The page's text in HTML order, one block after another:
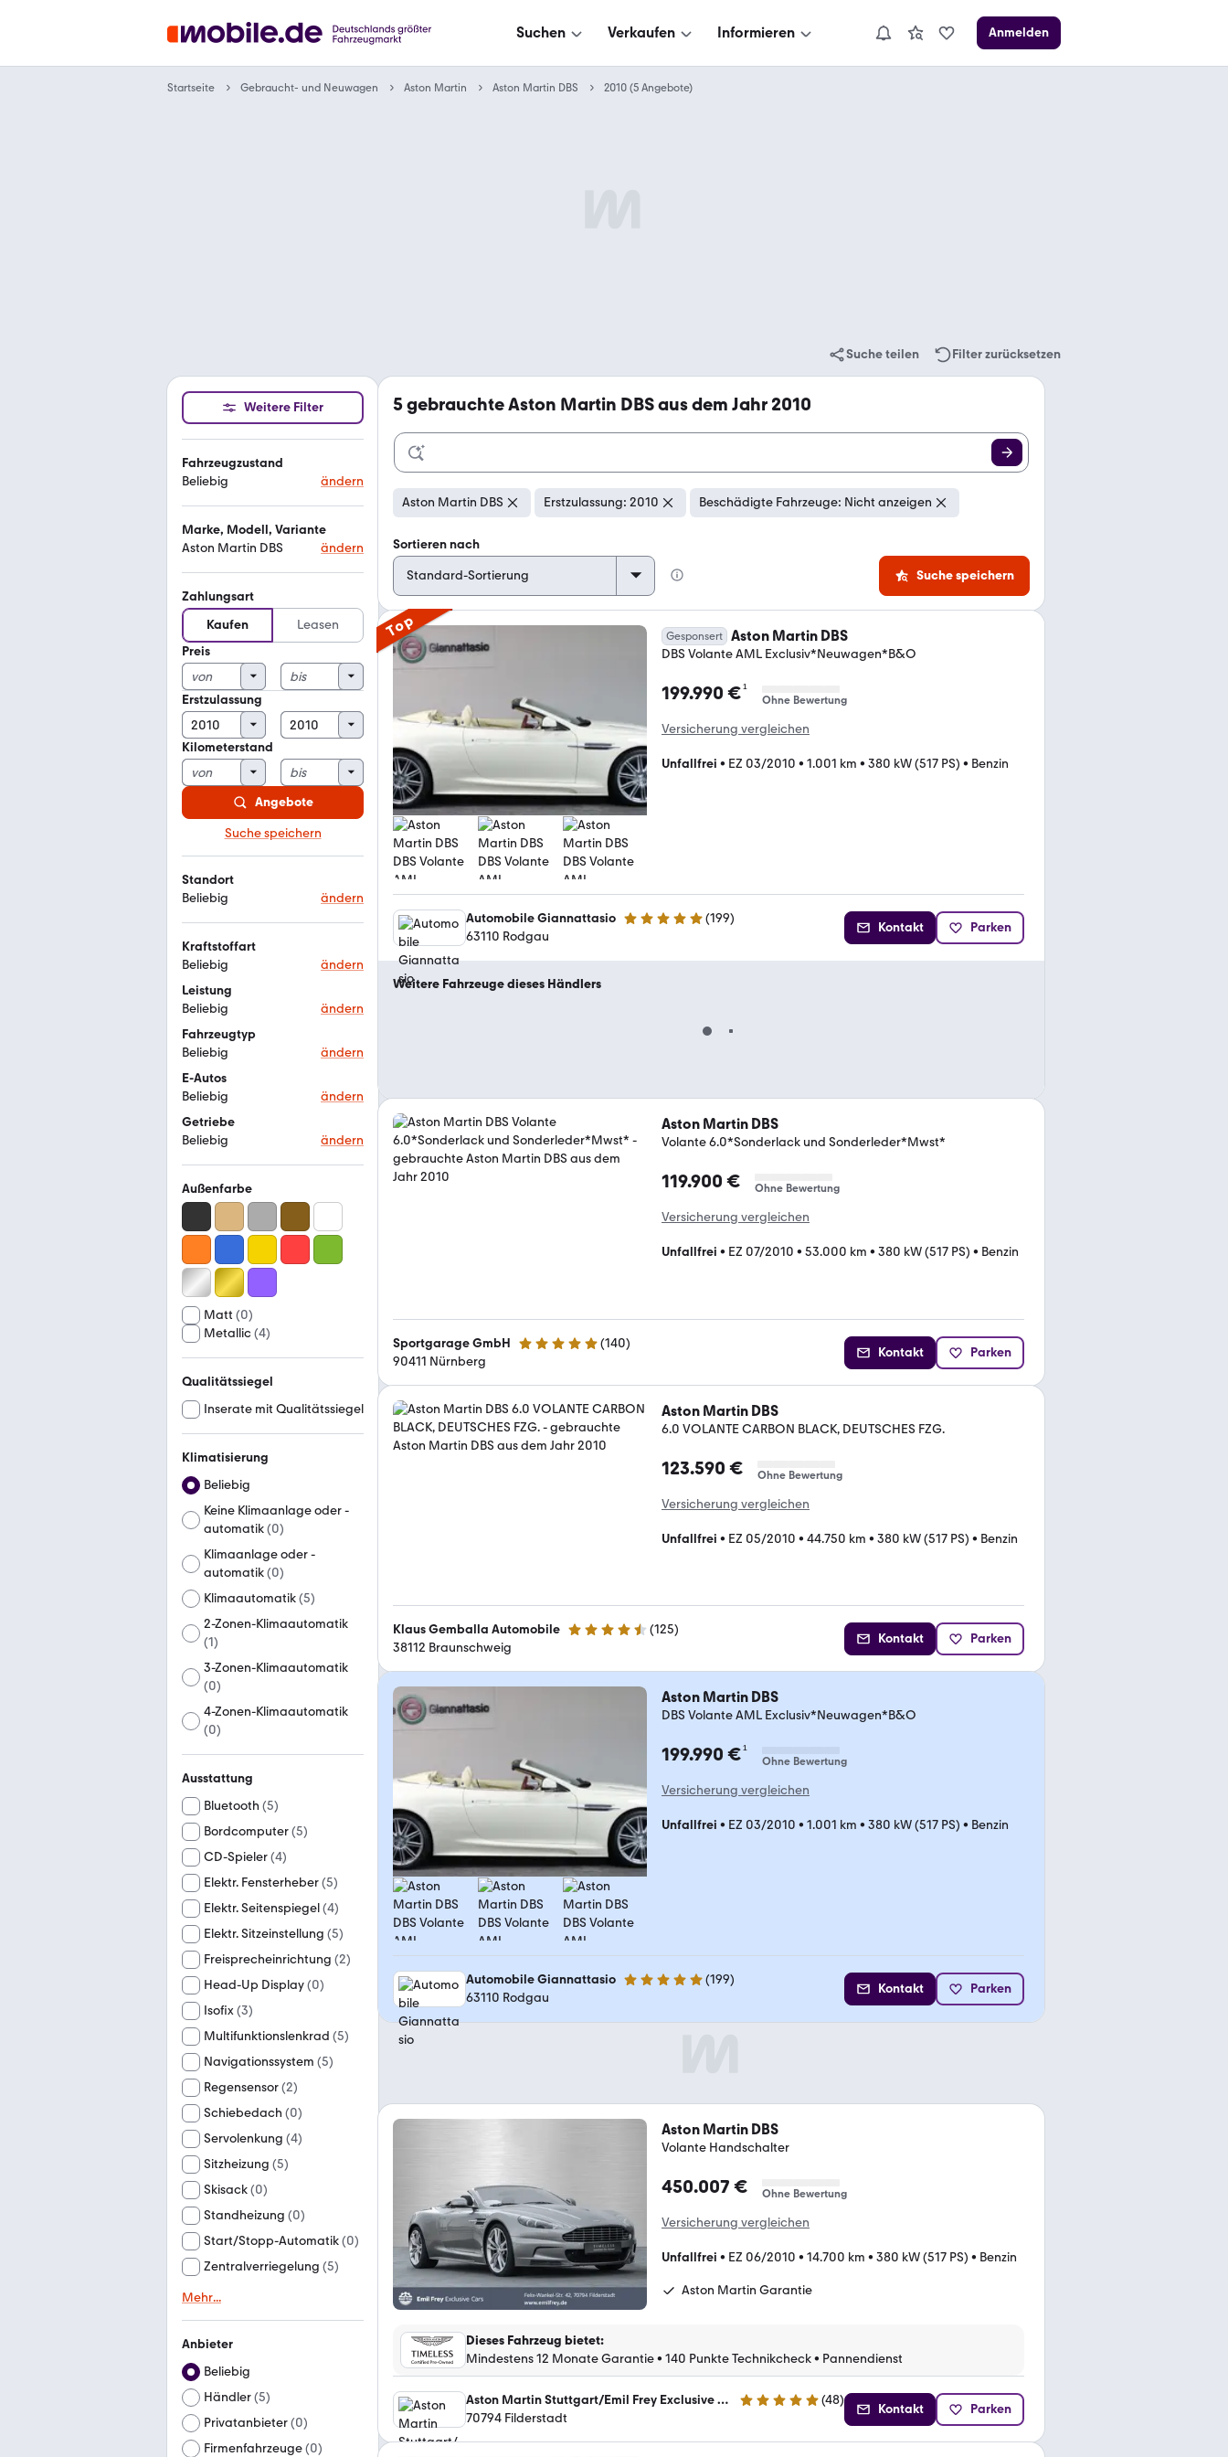
Suchen Verkaufen Informieren Anmelden
Startseite Gebraucht- und Neuwagen Aston Martin Aston Martin DBS 2010 (5 Angebote)
Suche teilen Filter zurücksetzen
Weitere Filter
Fahrzeugzustand
Beliebig
ändern
Marke, Modell, Variante
Aston Martin DBS
ändern
Zahlungsart
Kaufen
Leasen
Preis
Erstzulassung
Kilometerstand
Angebote
Suche speichern
Standort
Beliebig
ändern
Kraftstoffart
Beliebig
ändern
Leistung
Beliebig
ändern
Fahrzeugtyp
Beliebig
ändern
E-Autos
Beliebig
ändern
Getriebe
Beliebig
ändern
Außenfarbe
Matt (0)
Metallic(4)
Qualitätssiegel
Inserate mit Qualitätssiegel
Klimatisierung
Beliebig
Keine Klimaanlage oder -
automatik(0)
Klimaanlage oder -
automatik(0)
Klimaautomatik(5)
2-Zonen-Klimaautomatik
(1)
3-Zonen-Klimaautomatik
(0)
4-Zonen-Klimaautomatik
(0)
Ausstattung
Bluetooth (5)
Bordcomputer(5)
CD-Spieler(4)
Elektr. Fensterheber(5)
Elektr. Seitenspiegel(4)
Elektr. Sitzeinstellung (5)
Freisprecheinrichtung (2)
Head-Up Display(0)
Isofix(3)
Multifunktionslenkrad (5)
Navigationssystem (5)
Regensensor(2)
Schiebedach (0)
Servolenkung (4)
Sitzheizung (5)
Skisack(0)
Standheizung (0)
Start/Stopp-Automatik(0)
Zentralverriegelung (5)
Mehr...
Anbieter
Beliebig
Händler(5)
Privatanbieter(0)
Firmenfahrzeuge(0)
5gebrauchte Aston Martin DBS aus dem Jahr 2010
Aston Martin DBS Erstzulassung: 2010 Beschädigte Fahrzeuge: Nicht anzeigen
Sortieren nach
Suche speichern
Top Gesponsert Aston Martin DBS
DBS Volante AML Exclusiv*Neuwagen*B&O
199.990 €¹
Ohne Bewertung
Versicherung vergleichen
Unfallfrei • EZ 03/2010 • 1.001 km • 380 kW (517 PS) • Benzin
Automobile Giannattasio 5 Sterne (199)
63110 Rodgau
Kontakt Parken
Weitere Fahrzeuge dieses Händlers
Aston Martin DBS
Volante 6.0*Sonderlack und Sonderleder*Mwst*
119.900 € Ohne Bewertung
Versicherung vergleichen
Unfallfrei • EZ 07/2010 • 53.000 km • 380 kW (517 PS) • Benzin
Sportgarage GmbH 5 Sterne (140)
90411 Nürnberg
Kontakt Parken
Aston Martin DBS
6.0 VOLANTE CARBON BLACK, DEUTSCHES FZG.
123.590 € Ohne Bewertung
Versicherung vergleichen
Unfallfrei • EZ 05/2010 • 44.750 km • 380 kW (517 PS) • Benzin
Klaus Gemballa Automobile 4.7 Sterne (125)
38112 Braunschweig
Kontakt Parken
Aston Martin DBS
DBS Volante AML Exclusiv*Neuwagen*B&O
199.990 €¹
Ohne Bewertung
Versicherung vergleichen
Unfallfrei • EZ 03/2010 • 1.001 km • 380 kW (517 PS) • Benzin
Automobile Giannattasio 5 Sterne (199)
63110 Rodgau
Kontakt Parken
Aston Martin DBS
Volante Handschalter
450.007 € Ohne Bewertung
Versicherung vergleichen
Unfallfrei • EZ 06/2010 • 14.700 km • 380 kW (517 PS) • Benzin
Aston Martin Garantie
Dieses Fahrzeug bietet:
Mindestens 12 Monate Garantie• 140 Punkte Technikcheck• Pannendienst
Aston Martin Stuttgart/Emil Frey Exclusive Cars GmbH 5 Sterne (48)
70794 Filderstadt
Kontakt Parken